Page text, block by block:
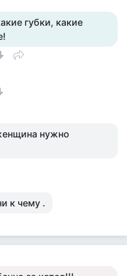
губки, какие
нужно
к чему .